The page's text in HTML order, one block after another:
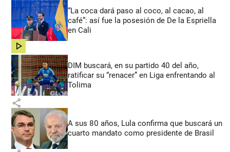
“La coca dará paso al coco, al cacao, al
café”: así fue la posesión de De la Espriella
en Cali
share
DIM buscará, en su partido 40 del año,
ratificar su “renacer” en Liga enfrentando al
Tolima
share
A sus 80 años, Lula confirma que buscará un
cuarto mandato como presidente de Brasil